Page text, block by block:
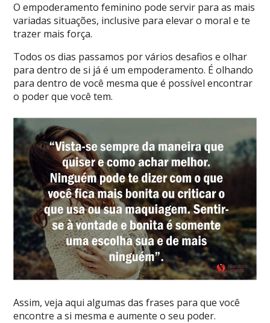
O empoderamento feminino pode servir para as mais
variadas situações, inclusive para elevar o moral e te
trazer mais força.
Todos os dias passamos por vários desafios e olhar
para dentro de si já é um empoderamento. É olhando
para dentro de você mesma que é possível encontrar
o poder que você tem.
Assim, veja aqui algumas das frases para que você
encontre a si mesma e aumente o seu poder.